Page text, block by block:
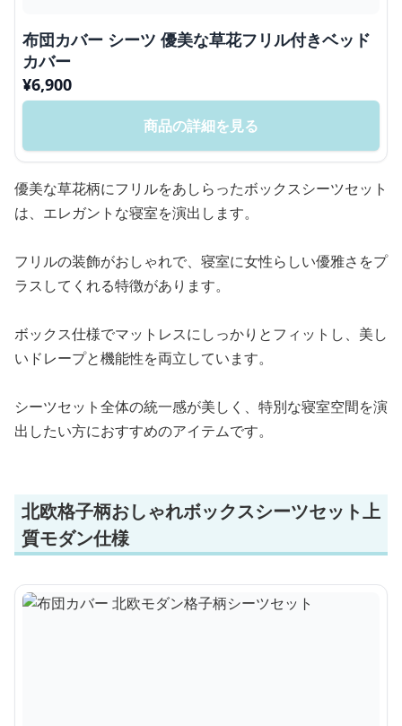
布団カバー シーツ 優美な草花フリル付きベッド
カバー
¥6,900
商品の詳細を見る
優美な草花柄にフリルをあしらったボックスシーツセット
は、エレガントな寝室を演出します。
フリルの装飾がおしゃれで、寝室に女性らしい優雅さをプ
ラスしてくれる特徴があります。
ボックス仕様でマットレスにしっかりとフィットし、美し
いドレープと機能性を両立しています。
シーツセット全体の統一感が美しく、特別な寝室空間を演
出したい方におすすめのアイテムです。
北欧格子柄おしゃれボックスシーツセット上
質モダン仕様